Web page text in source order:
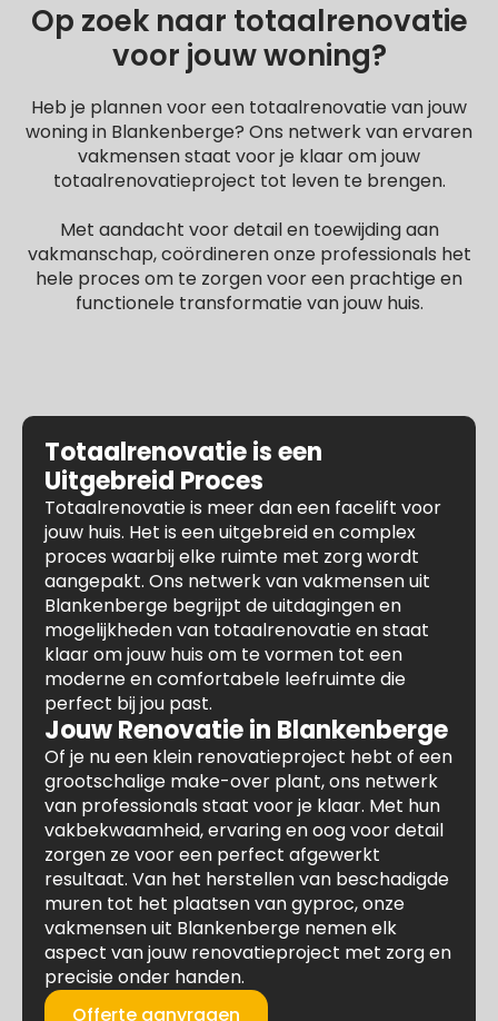
Op zoek naar totaalrenovatie
voor jouw woning?
Heb je plannen voor een totaalrenovatie van jouw
woning in Blankenberge? Ons netwerk van ervaren
vakmensen staat voor je klaar om jouw
totaalrenovatieproject tot leven te brengen.
Met aandacht voor detail en toewijding aan
vakmanschap, coördineren onze professionals het
hele proces om te zorgen voor een prachtige en
functionele transformatie van jouw huis.
Totaalrenovatie is een
Uitgebreid Proces
Totaalrenovatie is meer dan een facelift voor
jouw huis. Het is een uitgebreid en complex
proces waarbij elke ruimte met zorg wordt
aangepakt. Ons netwerk van vakmensen uit
Blankenberge begrijpt de uitdagingen en
mogelijkheden van totaalrenovatie en staat
klaar om jouw huis om te vormen tot een
moderne en comfortabele leefruimte die
perfect bij jou past.
Jouw Renovatie in Blankenberge
Of je nu een klein renovatieproject hebt of een
grootschalige make-over plant, ons netwerk
van professionals staat voor je klaar. Met hun
vakbekwaamheid, ervaring en oog voor detail
zorgen ze voor een perfect afgewerkt
resultaat. Van het herstellen van beschadigde
muren tot het plaatsen van gyproc, onze
vakmensen uit Blankenberge nemen elk
aspect van jouw renovatieproject met zorg en
precisie onder handen.
Offerte aanvragen